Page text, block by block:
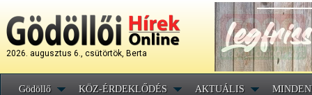
2026. augusztus 6., csütörtök, Berta
Gödöllő KÖZ-ÉRDEKLŐDÉS AKTUÁLIS